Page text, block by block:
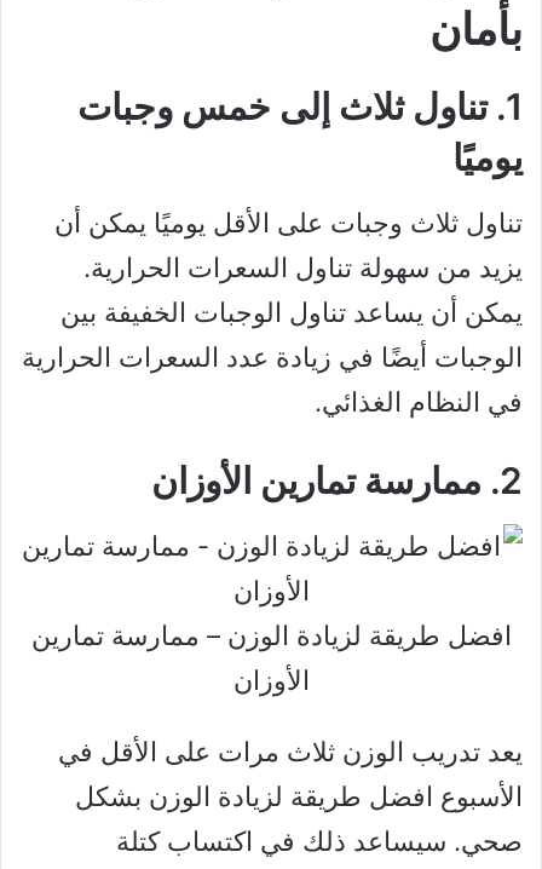
بأمان
1. تناول ثلاث إلى خمس وجبات
يوميًا
تناول ثلاث وجبات على الأقل يوميًا يمكن أن
يزيد من سهولة تناول السعرات الحرارية.
يمكن أن يساعد تناول الوجبات الخفيفة بين
الوجبات أيضًا في زيادة عدد السعرات الحرارية
في النظام الغذائي.
2. ممارسة تمارين الأوزان
افضل طريقة لزيادة الوزن – ممارسة تمارين
الأوزان
يعد تدريب الوزن ثلاث مرات على الأقل في
الأسبوع افضل طريقة لزيادة الوزن بشكل
صحي. سيساعد ذلك في اكتساب كتلة